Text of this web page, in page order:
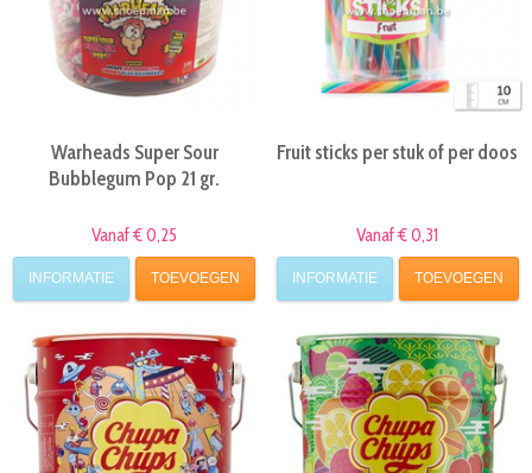
Warheads Super Sour
Bubblegum Pop 21 gr.
Vanaf € 0,25
INFORMATIE TOEVOEGEN
Fruit sticks per stuk of per doos
Vanaf € 0,31
INFORMATIE TOEVOEGEN